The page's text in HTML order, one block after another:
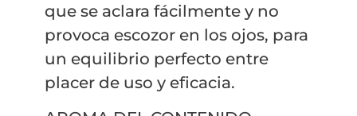
que se aclara fácilmente y no
provoca escozor en los ojos, para
un equilibrio perfecto entre
placer de uso y eficacia.